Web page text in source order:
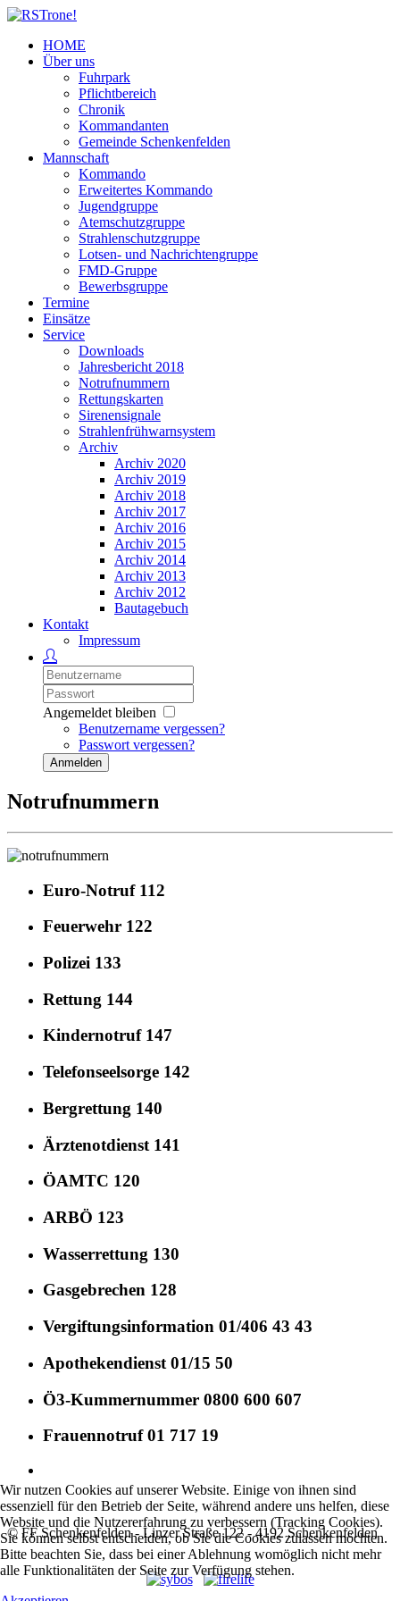
HOME
Über uns
Fuhrpark
Pflichtbereich
Chronik
Kommandanten
Gemeinde Schenkenfelden
Mannschaft
Kommando
Erweitertes Kommando
Jugendgruppe
Atemschutzgruppe
Strahlenschutzgruppe
Lotsen- und Nachrichtengruppe
FMD-Gruppe
Bewerbsgruppe
Termine
Einsätze
Service
Downloads
Jahresbericht 2018
Notrufnummern
Rettungskarten
Sirenensignale
Strahlenfrühwarnsystem
Archiv
Archiv 2020
Archiv 2019
Archiv 2018
Archiv 2017
Archiv 2016
Archiv 2015
Archiv 2014
Archiv 2013
Archiv 2012
Bautagebuch
Kontakt
Impressum
Angemeldet bleiben
Benutzername vergessen?
Passwort vergessen?
Anmelden
Notrufnummern
Euro-Notruf 112
Feuerwehr 122
Polizei 133
Rettung 144
Kindernotruf 147
Telefonseelsorge 142
Bergrettung 140
Ärztenotdienst 141
ÖAMTC 120
ARBÖ 123
Wasserrettung 130
Gasgebrechen 128
Vergiftungsinformation 01/406 43 43
Apothekendienst 01/15 50
Ö3-Kummernummer 0800 600 607
Frauennotruf 01 717 19
© FF Schenkenfelden - Linzer Straße 122 - 4192 Schenkenfelden
Wir nutzen Cookies auf unserer Website. Einige von ihnen sind
essenziell für den Betrieb der Seite, während andere uns helfen, diese
Website und die Nutzererfahrung zu verbessern (Tracking Cookies).
Sie können selbst entscheiden, ob Sie die Cookies zulassen möchten.
Bitte beachten Sie, dass bei einer Ablehnung womöglich nicht mehr
alle Funktionalitäten der Seite zur Verfügung stehen.